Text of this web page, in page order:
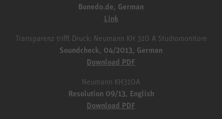
Bonedo.de, German
Link
Transparenz trifft Druck: Neumann KH 310 A Studiomonitore
Soundcheck, 04/2013, German
Download PDF
Neumann KH310A
Resolution 09/13, English
Download PDF